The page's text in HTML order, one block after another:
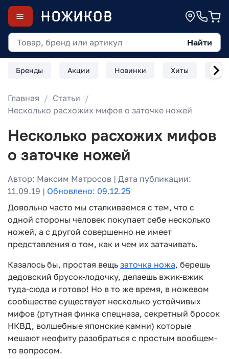
Найти
Бренды Акции Новинки Хиты
Главная
Статьи
Несколько расхожих мифов о заточке ножей
Несколько расхожих мифов
о заточке ножей
Автор: Максим Матросов | Дата публикации:
11.09.19 | Обновлено: 09.12.25
Довольно часто мы сталкиваемся с тем, что с
одной стороны человек покупает себе несколько
ножей, а с другой совершенно не имеет
представления о том, как и чем их затачивать.
Казалось бы, простая вещь заточка ножа, берешь
дедовский брусок-лодочку, делаешь вжик-вжик
туда-сюда и готово! Но в то же время, в ножевом
сообществе существует несколько устойчивых
мифов (ртутная финка спецназа, секретный бросок
НКВД, волшебные японские камни) которые
мешают неофиту разобраться с простым вообщем-
то вопросом.